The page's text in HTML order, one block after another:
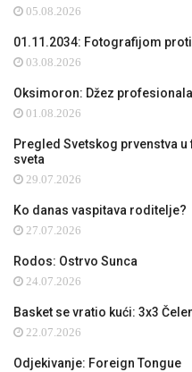
05.08.2026
01.11.2034: Fotografijom
03.08.2026
Oksimoron: Džez
01.08.2026
Pregled Svetskog prvenstva
sveta
29.07.2026
Ko danas vaspitava roditelje?
27.07.2026
Rodos: Ostrvo Sunca
24.07.2026
Basket se vratio kući: 3x3
22.07.2026
Odjekivanje: Foreign Tongue